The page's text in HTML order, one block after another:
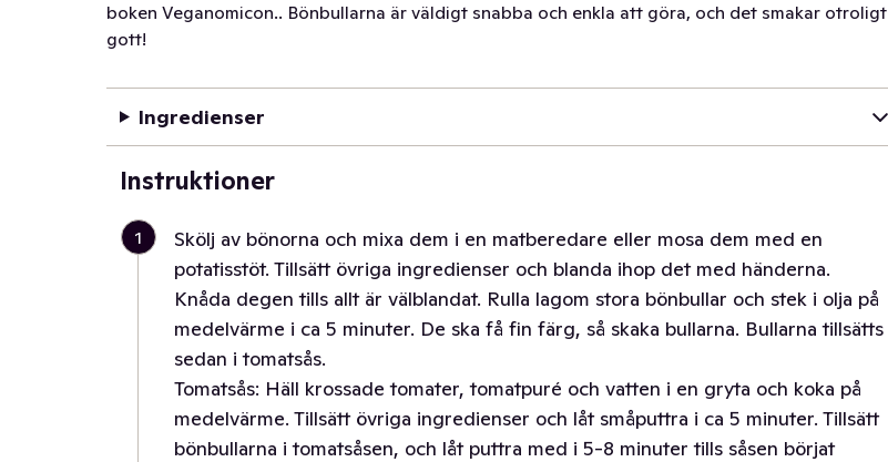
boken Veganomicon.. Bönbullarna är väldigt snabba och enkla att göra, och det smakar otroligt
gott!
Ingredienser
Instruktioner
1
Skölj av bönorna och mixa dem i en matberedare eller mosa dem med en
potatisstöt. Tillsätt övriga ingredienser och blanda ihop det med händerna.
Knåda degen tills allt är välblandat. Rulla lagom stora bönbullar och stek i olja på
medelvärme i ca 5 minuter. De ska få fin färg, så skaka bullarna. Bullarna tillsätts
sedan i tomatsås.
Tomatsås: Häll krossade tomater, tomatpuré och vatten i en gryta och koka på
medelvärme. Tillsätt övriga ingredienser och låt småputtra i ca 5 minuter. Tillsätt
bönbullarna i tomatsåsen, och låt puttra med i 5-8 minuter tills såsen börjat